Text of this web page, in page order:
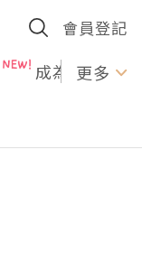
會員登記
成為U更多